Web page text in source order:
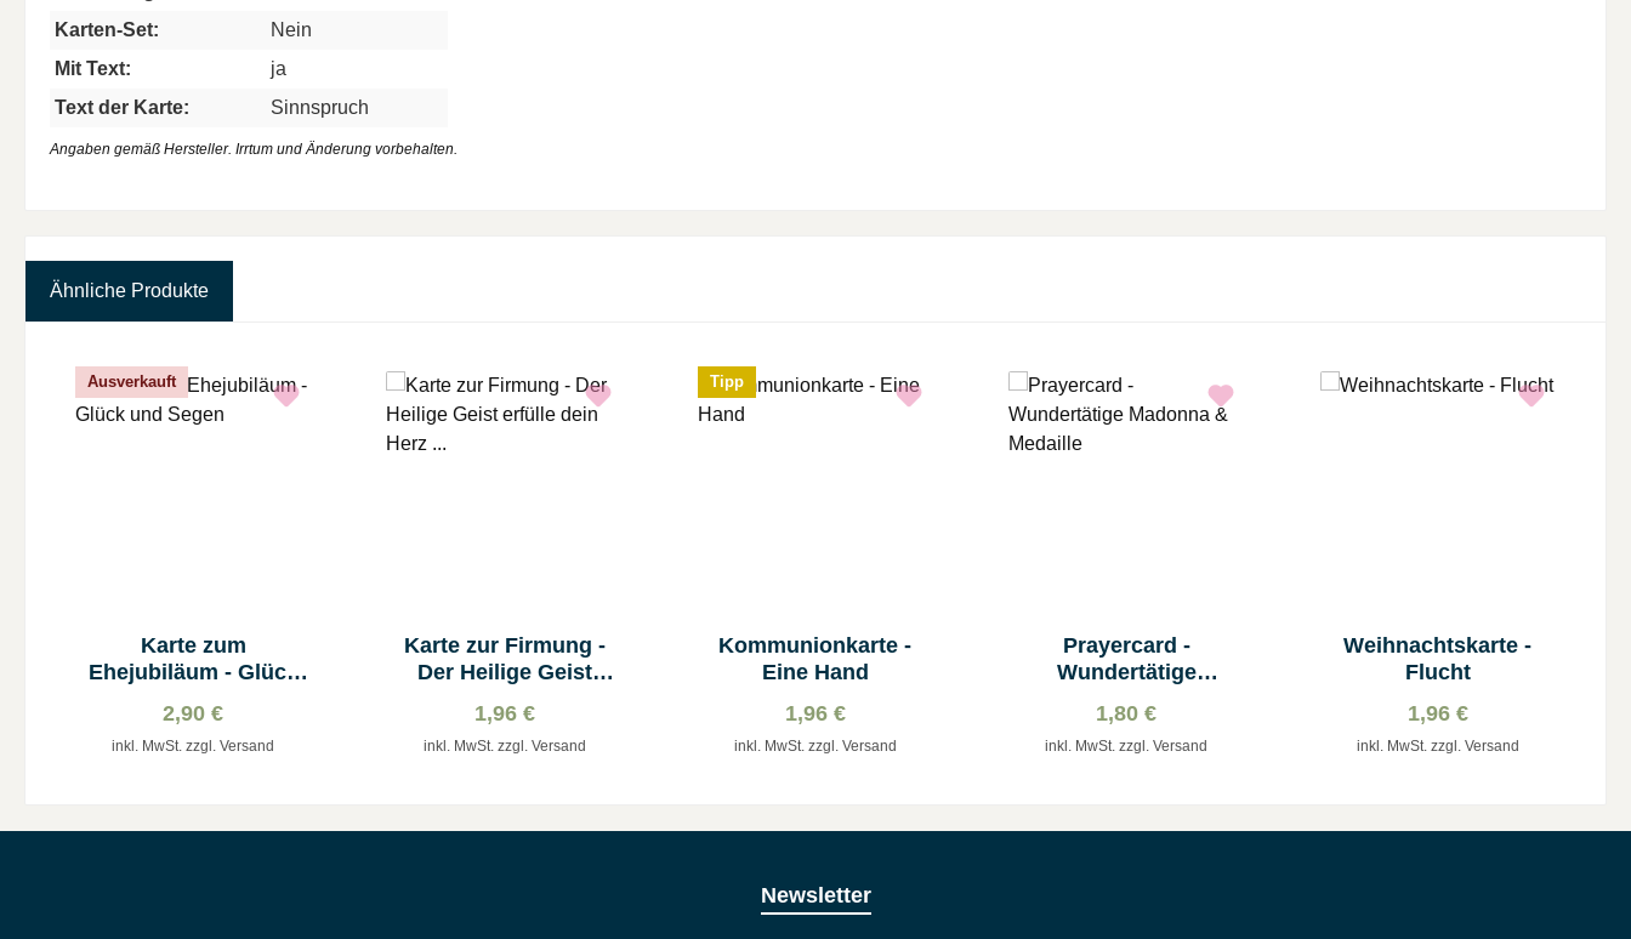
Karten-Set:
Nein
Mit Text:
ja
Text der Karte:
Sinnspruch
Angaben gemäß Hersteller. Irrtum und Änderung vorbehalten.
Ähnliche Produkte
Ausverkauft
Karte zum
Ehejubiläum - Glück
2,90 €
inkl. MwSt. zzgl. Versand
Karte zur Firmung -
Der Heilige Geist
1,96 €
inkl. MwSt. zzgl. Versand
Tipp
Kommunionkarte -
Eine Hand
1,96 €
inkl. MwSt. zzgl. Versand
Prayercard -
Wundertätige
1,80 €
inkl. MwSt. zzgl. Versand
Weihnachtskarte -
Flucht
1,96 €
inkl. MwSt. zzgl. Versand
Newsletter